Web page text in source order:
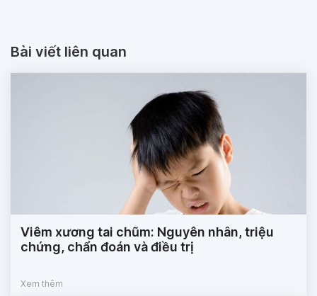
Bài viết liên quan
Viêm xương tai chũm: Nguyên nhân, triệu
chứng, chẩn đoán và điều trị
Xem thêm